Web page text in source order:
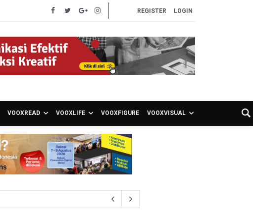
REGISTER LOGIN
VOOXREAD VOOXLIFE VOOXFIGURE VOOXVISUAL